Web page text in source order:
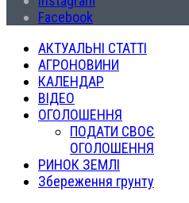
Facebook
АКТУАЛЬНІ СТАТТІ
АГРОНОВИНИ
КАЛЕНДАР
ВІДЕО
ОГОЛОШЕННЯ
ПОДАТИ СВОЄ
ОГОЛОШЕННЯ
РИНОК ЗЕМЛІ
Збереження грунту